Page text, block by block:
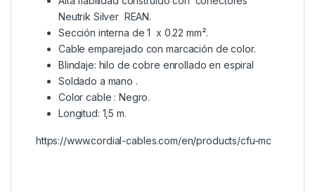
Neutrik Silver REAN.
Sección interna de 1 x 0.22 mm².
Cable emparejado con marcación de color.
Blindaje: hilo de cobre enrollado en espiral
Soldado a mano .
Color cable : Negro.
Longitud: 1,5 m.
https://www.cordial-cables.com/en/products/cfu-mc